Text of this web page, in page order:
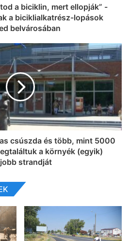
a biciklin, mert ellopják” -
a biciklialkatrész-lopások
belvárosában
csúszda és több, mint 5000
a környék (egyik)
strandját